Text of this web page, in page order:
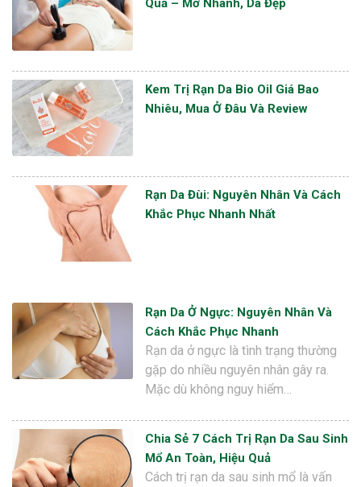
Quả – Mờ Nhanh, Da Đẹp
Kem Trị Rạn Da Bio Oil Giá Bao
Nhiêu, Mua Ở Đâu Và Review
Rạn Da Đùi: Nguyên Nhân Và Cách
Khắc Phục Nhanh Nhất
Rạn Da Ở Ngực: Nguyên Nhân Và
Cách Khắc Phục Nhanh
Rạn da ở ngực là tình trạng thường
gặp do nhiều nguyên nhân gây ra.
Mặc dù không nguy hiểm…
Chia Sẻ 7 Cách Trị Rạn Da Sau Sinh
Mổ An Toàn, Hiệu Quả
Cách trị rạn da sau sinh mổ là vấn